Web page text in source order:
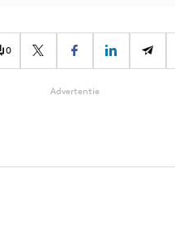
0
Advertentie